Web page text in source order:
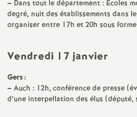
– Dans tout le département : Ecoles
degré, nuit des établissements dans
organiser entre 17h et 20h sous
Vendredi 17 janvier
Gers :
–Auch : 12h, conférence de presse
d’une interpellation des élus (député,